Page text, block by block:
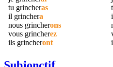
tu grincheras
il grinchera
nous grincherons
vous grincherez
ils grincheront